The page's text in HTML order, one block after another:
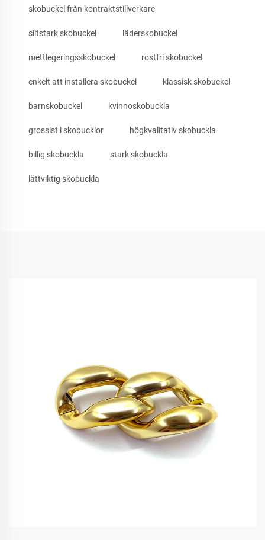
skobuckel från kontraktstillverkare
slitstark skobuckel läderskobuckel
mettlegeringsskobuckel rostfri skobuckel
enkelt att installera skobuckel klassisk skobuckel
barnskobuckel kvinnoskobuckla
grossist i skobucklor högkvalitativ skobuckla
billig skobuckla stark skobuckla
lättviktig skobuckla